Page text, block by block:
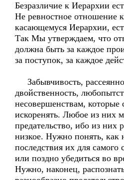
Безразличие к Иерархии
Не ревностное отношение
касающемуся Иерархии,
Так Мы утверждаем, что
должна быть за каждое
за поступок, за каждое
Забывчивость,
двойственность,
несовершенствам, которые
искоренять. Любое из них
предательство, ибо из них
низкое. Нужно понять, как
последствия их для
или поздно убедиться во
Нужно, наконец,